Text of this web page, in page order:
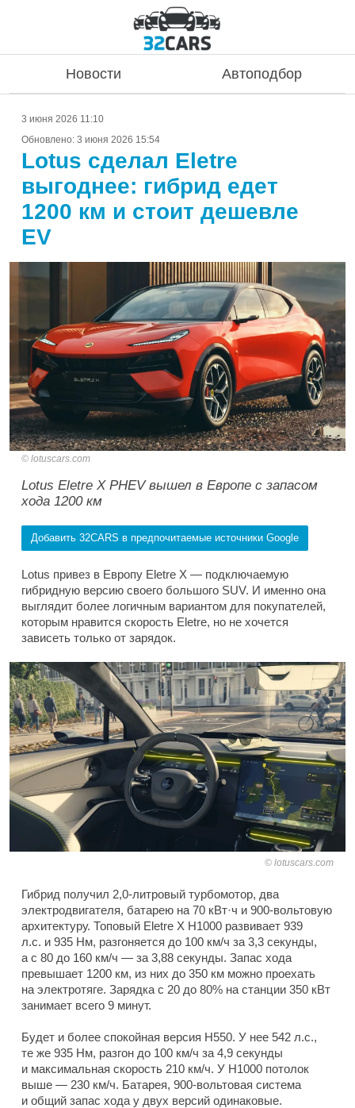
Новости Автоподбор
3 июня 2026 11:10
Обновлено: 3 июня 2026 15:54
Lotus сделал Eletre
выгоднее: гибрид едет
1200 км и стоит дешевле
EV
lotuscars.com
Lotus Eletre X PHEV вышел в Европе с запасом
хода 1200 км
Добавить 32CARS в предпочитаемые источники Google
Lotus привез в Европу Eletre X — подключаемую
гибридную версию своего большого SUV. И именно она
выглядит более логичным вариантом для покупателей,
которым нравится скорость Eletre, но не хочется
зависеть только от зарядок.
lotuscars.com
Гибрид получил 2,0-литровый турбомотор, два
электродвигателя, батарею на 70 кВт·ч и 900-вольтовую
архитектуру. Топовый Eletre X H1000 развивает 939
л.с. и 935 Нм, разгоняется до 100 км/ч за 3,3 секунды,
а с 80 до 160 км/ч — за 3,88 секунды. Запас хода
превышает 1200 км, из них до 350 км можно проехать
на электротяге. Зарядка с 20 до 80% на станции 350 кВт
занимает всего 9 минут.
Будет и более спокойная версия H550. У нее 542 л.с.,
те же 935 Нм, разгон до 100 км/ч за 4,9 секунды
и максимальная скорость 210 км/ч. У H1000 потолок
выше — 230 км/ч. Батарея, 900-вольтовая система
и общий запас хода у двух версий одинаковые.